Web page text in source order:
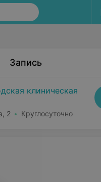
Запись
клиническая
2 Круглосуточно